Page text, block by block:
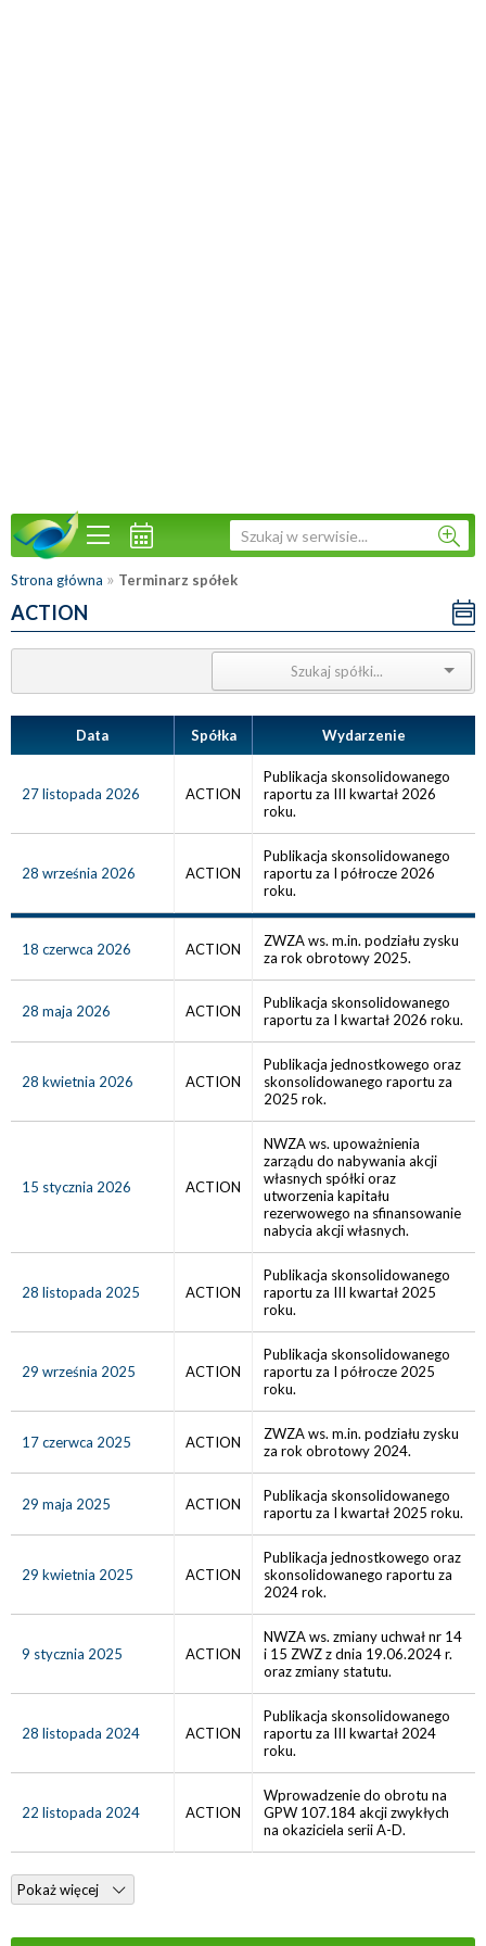
Strona główna » Terminarz spółek
ACTION
Data Spółka Wydarzenie
27 listopada 2026 ACTION
Publikacja skonsolidowanego
raportu za III kwartał 2026
roku.
28 września 2026 ACTION
Publikacja skonsolidowanego
raportu za I półrocze 2026
roku.
18 czerwca 2026 ACTION
ZWZA ws. m.in. podziału zysku
za rok obrotowy 2025.
28 maja 2026 ACTION
Publikacja skonsolidowanego
raportu za I kwartał 2026 roku.
28 kwietnia 2026 ACTION
Publikacja jednostkowego oraz
skonsolidowanego raportu za
2025 rok.
15 stycznia 2026 ACTION
NWZA ws. upoważnienia
zarządu do nabywania akcji
własnych spółki oraz
utworzenia kapitału
rezerwowego na sfinansowanie
nabycia akcji własnych.
28 listopada 2025 ACTION
Publikacja skonsolidowanego
raportu za III kwartał 2025
roku.
29 września 2025 ACTION
Publikacja skonsolidowanego
raportu za I półrocze 2025
roku.
17 czerwca 2025 ACTION
ZWZA ws. m.in. podziału zysku
za rok obrotowy 2024.
29 maja 2025 ACTION
Publikacja skonsolidowanego
raportu za I kwartał 2025 roku.
29 kwietnia 2025 ACTION
Publikacja jednostkowego oraz
skonsolidowanego raportu za
2024 rok.
9 stycznia 2025 ACTION
NWZA ws. zmiany uchwał nr 14
i 15 ZWZ z dnia 19.06.2024 r.
oraz zmiany statutu.
28 listopada 2024 ACTION
Publikacja skonsolidowanego
raportu za III kwartał 2024
roku.
22 listopada 2024 ACTION
Wprowadzenie do obrotu na
GPW 107.184 akcji zwykłych
na okaziciela serii A-D.
Pokaż więcej